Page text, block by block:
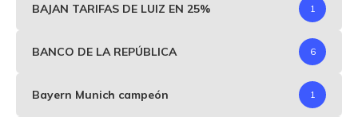
BAJAN TARIFAS DE LUIZ EN 25% 1
BANCO DE LA REPÚBLICA 6
Bayern Munich campeón 1